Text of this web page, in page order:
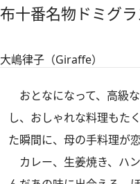
布十番名物ドミグ
大嶋律子（Giraffe）
おとなになって、高級
し、おしゃれな料理もた
た瞬間に、母の手料理が
カレー、生姜焼き、ハ